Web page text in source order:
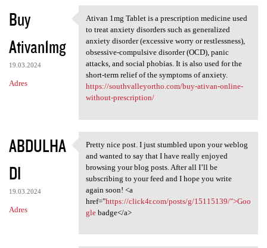
Buy
Ativan1mg
19.03.2024
Adres
Ativan 1mg Tablet is a
Ativan 1mg Tablet is a prescription medicine used
to treat anxiety disorders such as generalized
anxiety disorder (excessive worry or restlessness),
obsessive-compulsive disorder (OCD), panic
attacks, and social phobias. It is also used for the
short-term relief of the symptoms of anxiety.
https://southvalleyortho.com/buy-ativan-online-
without-prescription/
ABDULHA
DI
19.03.2024
Adres
Pretty nice post. I just
Pretty nice post. I just stumbled upon your weblog
and wanted to say that I have really enjoyed
browsing your blog posts. After all I’ll be
subscribing to your feed and I hope you write
again soon! <a
href="https://click4r.com/posts/g/15115139/">Goo
glebadge</a>